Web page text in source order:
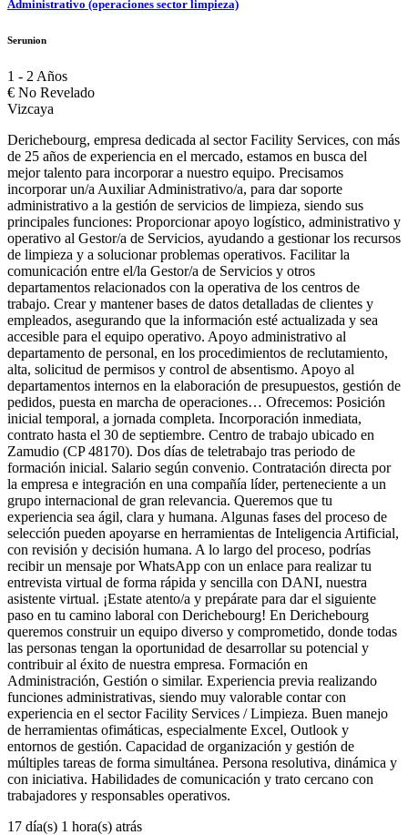
Administrativo (operaciones sector limpieza)
Serunion
1 - 2 Años
€ No Revelado
Vizcaya
Derichebourg, empresa dedicada al sector Facility Services, con más
de 25 años de experiencia en el mercado, estamos en busca del
mejor talento para incorporar a nuestro equipo. Precisamos
incorporar un/a Auxiliar Administrativo/a, para dar soporte
administrativo a la gestión de servicios de limpieza, siendo sus
principales funciones: Proporcionar apoyo logístico, administrativo y
operativo al Gestor/a de Servicios, ayudando a gestionar los recursos
de limpieza y a solucionar problemas operativos. Facilitar la
comunicación entre el/la Gestor/a de Servicios y otros
departamentos relacionados con la operativa de los centros de
trabajo. Crear y mantener bases de datos detalladas de clientes y
empleados, asegurando que la información esté actualizada y sea
accesible para el equipo operativo. Apoyo administrativo al
departamento de personal, en los procedimientos de reclutamiento,
alta, solicitud de permisos y control de absentismo. Apoyo al
departamentos internos en la elaboración de presupuestos, gestión de
pedidos, puesta en marcha de operaciones… Ofrecemos: Posición
inicial temporal, a jornada completa. Incorporación inmediata,
contrato hasta el 30 de septiembre. Centro de trabajo ubicado en
Zamudio (CP 48170). Dos días de teletrabajo tras periodo de
formación inicial. Salario según convenio. Contratación directa por
la empresa e integración en una compañía líder, perteneciente a un
grupo internacional de gran relevancia. Queremos que tu
experiencia sea ágil, clara y humana. Algunas fases del proceso de
selección pueden apoyarse en herramientas de Inteligencia Artificial,
con revisión y decisión humana. A lo largo del proceso, podrías
recibir un mensaje por WhatsApp con un enlace para realizar tu
entrevista virtual de forma rápida y sencilla con DANI, nuestra
asistente virtual. ¡Estate atento/a y prepárate para dar el siguiente
paso en tu camino laboral con Derichebourg! En Derichebourg
queremos construir un equipo diverso y comprometido, donde todas
las personas tengan la oportunidad de desarrollar su potencial y
contribuir al éxito de nuestra empresa. Formación en
Administración, Gestión o similar. Experiencia previa realizando
funciones administrativas, siendo muy valorable contar con
experiencia en el sector Facility Services / Limpieza. Buen manejo
de herramientas ofimáticas, especialmente Excel, Outlook y
entornos de gestión. Capacidad de organización y gestión de
múltiples tareas de forma simultánea. Persona resolutiva, dinámica y
con iniciativa. Habilidades de comunicación y trato cercano con
trabajadores y responsables operativos.
17 día(s) 1 hora(s) atrás